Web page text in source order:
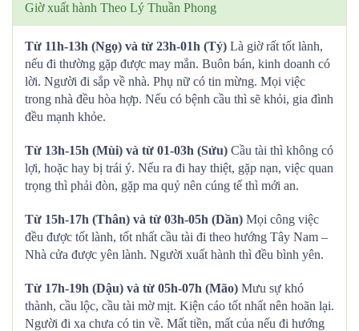
Giờ xuất hành Theo Lý Thuần Phong
Từ 11h-13h (Ngọ) và từ 23h-01h (Tý) Là giờ rất tốt lành,
nếu đi thường gặp được may mắn. Buôn bán, kinh doanh có
lời. Người đi sắp về nhà. Phụ nữ có tin mừng. Mọi việc
trong nhà đều hòa hợp. Nếu có bệnh cầu thì sẽ khỏi, gia đình
đều mạnh khỏe.
Từ 13h-15h (Mùi) và từ 01-03h (Sửu) Cầu tài thì không có
lợi, hoặc hay bị trái ý. Nếu ra đi hay thiệt, gặp nạn, việc quan
trọng thì phải đòn, gặp ma quỷ nên cúng tế thì mới an.
Từ 15h-17h (Thân) và từ 03h-05h (Dần) Mọi công việc
đều được tốt lành, tốt nhất cầu tài đi theo hướng Tây Nam –
Nhà cửa được yên lành. Người xuất hành thì đều bình yên.
Từ 17h-19h (Dậu) và từ 05h-07h (Mão) Mưu sự khó
thành, cầu lộc, cầu tài mờ mịt. Kiện cáo tốt nhất nên hoãn lại.
Người đi xa chưa có tin về. Mất tiền, mất của nếu đi hướng